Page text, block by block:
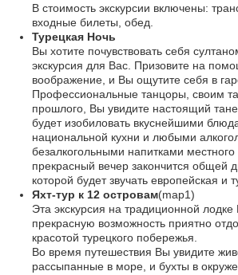
В стоимость экскурсии включены:
входные билеты, обед.
Турецкая Ночь
Вы хотите почувствовать себя
экскурсия для Вас. Призовите на
воображение, и Вы ощутите себя в
Профессиональные танцоры, своим
прошлого, Вы увидите настоящий
будет изобиловать вкуснейшими
национальной кухни и любыми
безалкогольными напитками местного
прекрасный вечер закончится общей
которой будет звучать европейская и
Яхт-тур к 12 островам(map1)
Эта экскурсия на традиционной
прекрасную возможность приятно
красотой турецкого побережья.
Во время путешествия Вы увидите
рассыпанные в море, и бухты в